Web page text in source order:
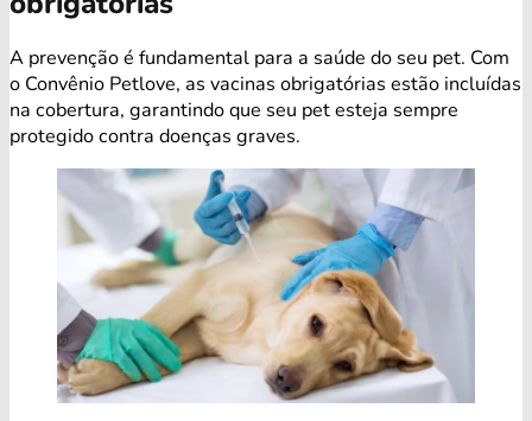
A prevenção é fundamental para a saúde do seu pet. Com
o Convênio Petlove, as vacinas obrigatórias estão incluídas
na cobertura, garantindo que seu pet esteja sempre
protegido contra doenças graves.